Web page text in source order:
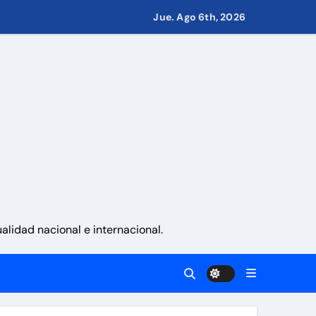
6 de agosto 2026
Guaira
Jue. Ago 6th, 2026
nacional e internacional.